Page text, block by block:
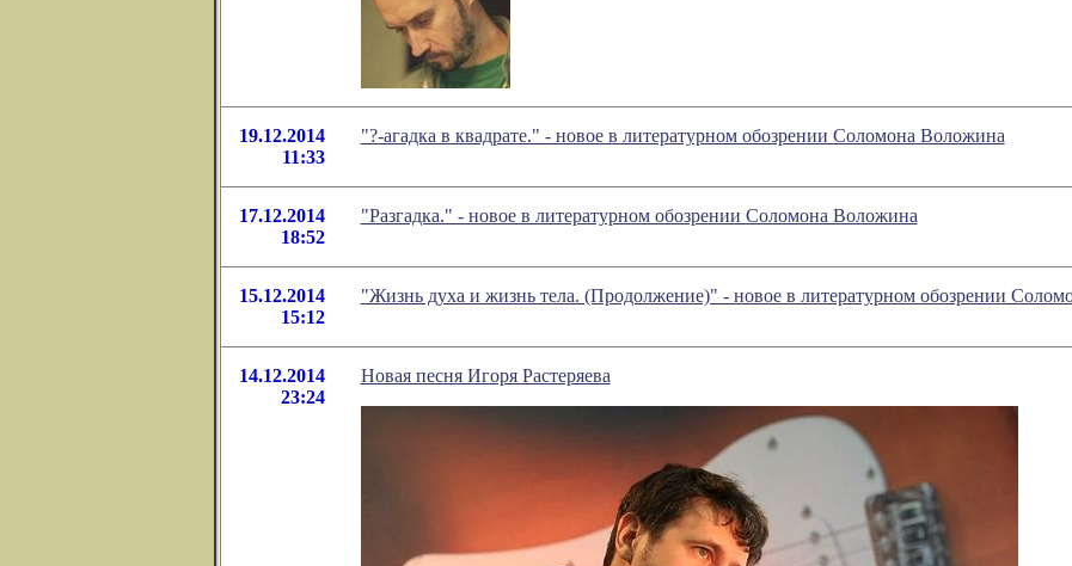
19.12.2014
11:33
"?-агадка в квадрате." - новое в литературном обозрении Соломона Воложина
17.12.2014
18:52
"Разгадка." - новое в литературном обозрении Соломона Воложина
15.12.2014
15:12
"Жизнь духа и жизнь тела. (Продолжение)" - новое в литературном обозрении
14.12.2014
23:24
Новая песня Игоря Растеряева